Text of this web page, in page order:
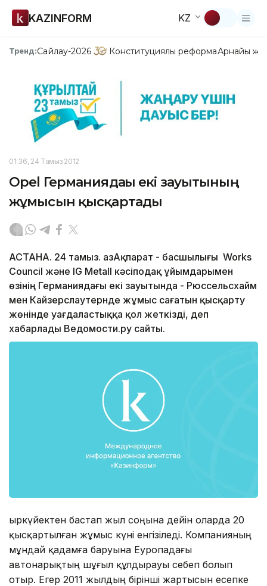
KAZINFORM KZ
Тренд:Сайлау-2026 Конституциялық реформаАрнайы
01:36, 24 Тамыз 2012
Opel Германиядағы екі зауытының
жұмысын қысқартады
АСТАНА. 24 тамыз. ҚазАқпарат - басшылығы Works
Council және IG Metall кәсіподақ ұйымдарымен
өзінің Германиядағы екі зауытында - Рюссельсхайм
мен Кайзерслаутернде жұмыс сағатын қысқарту
жөнінде уағдаластыққа қол жеткізді, деп
хабарлады Ведомости.ру сайты.
Қыркүйектен бастап жыл соңына дейін оларда 20
қысқартылған жұмыс күні енгізіледі. Компанияның
мұндай қадамға баруына Еуропадағы
автонарықтың шұғыл құлдырауы себеп болып
отыр. Егер 2011 жылдың бірінші жартысын есепке